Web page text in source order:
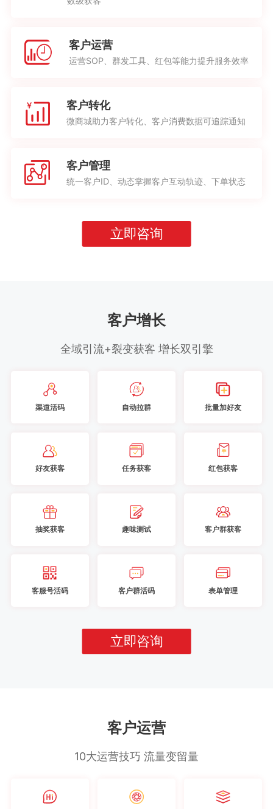
客户运营
运营SOP、群发工具、红包等能力提升服务效率
客户转化
微商城助力客户转化、客户消费数据可追踪通知
客户管理
统一客户ID、动态掌握客户互动轨迹、下单状态
立即咨询
客户增长
全域引流+裂变获客 增长双引擎
渠道活码 自动拉群 批量加好友
好友获客 任务获客 红包获客
抽奖获客 趣味测试 客户群获客
客服号活码 客户群活码 表单管理
立即咨询
客户运营
10大运营技巧 流量变留量